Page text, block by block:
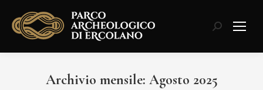
Cerca:
Archivio mensile: Agosto 2025